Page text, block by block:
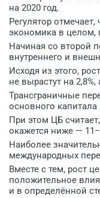
на 2020 год.
Регулятор
экономика в целом,
Начиная со второй
внутреннего и
Исходя из этого,
не вырастут на 2,8%,
Трансграничные
основного капитала
При этом ЦБ
окажется ниже —
Наиболее
международных
Вместе с тем, рост
положительное
и в определённой